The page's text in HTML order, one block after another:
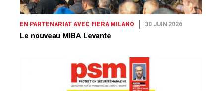
EN PARTENARIAT AVEC FIERA MILANO 30 JUIN 2026
Le nouveau MIBA Levante